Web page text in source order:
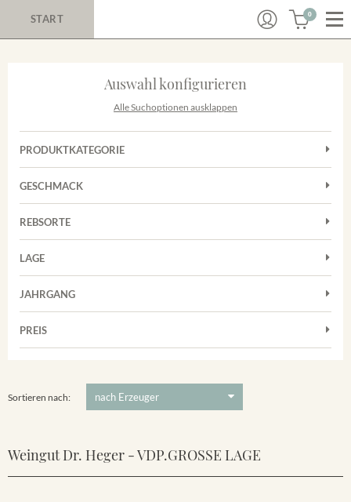
START 0
Auswahl konfigurieren
Alle Suchoptionen ausklappen
PRODUKTKATEGORIE
Cuvées
Rotwein
GESCHMACK
Trocken
REBSORTE
Chardonnay
Grauburgunder
Riesling
LAGE
Achkarrer Schlossberg
Vorderer Winklerberg
Winklerberg Hinter Winklen
JAHRGANG
PREIS
Sortieren nach:
Weingut Dr. Heger - VDP.GROSSE LAGE